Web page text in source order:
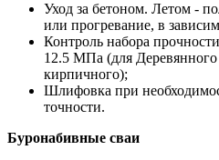
Уход за бетоном. Летом -
или прогревание, в
Контроль набора
12.5 МПа (для
кирпичного);
Шлифовка при
точности.
Буронабивные сваи